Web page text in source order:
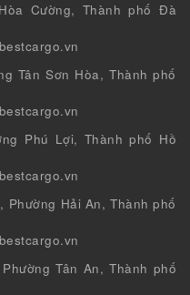
Cường, Thành phố Đà
Tân Sơn Hòa, Thành phố
Phú Lợi, Thành phố Hồ
Phường Hải An, Thành phố
Tân An, Thành phố